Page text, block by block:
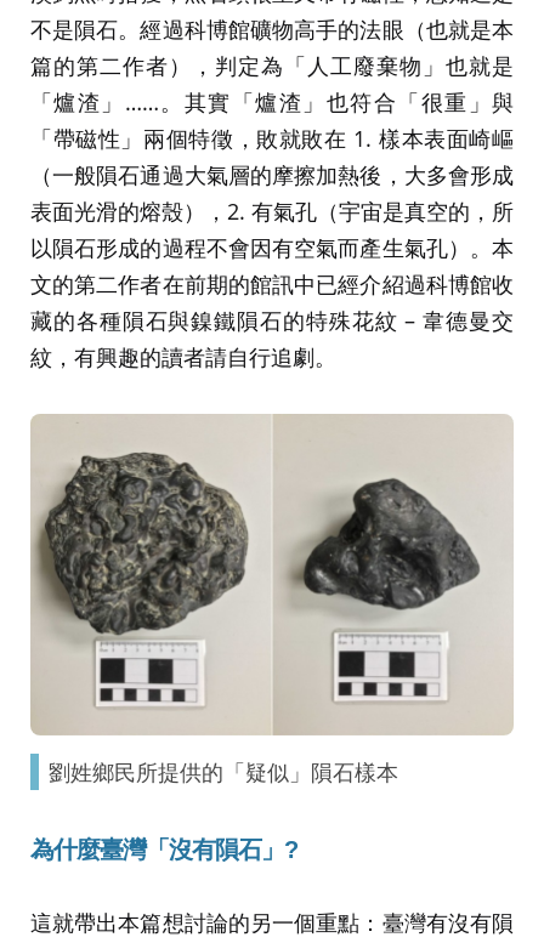
不是隕石。經過科博館礦物高手的法眼（也就是本
篇的第二作者），判定為「人工廢棄物」也就是
「爐渣」……。其實「爐渣」也符合「很重」與
「帶磁性」兩個特徵，敗就敗在 1. 樣本表面崎嶇
（一般隕石通過大氣層的摩擦加熱後，大多會形成
表面光滑的熔殼），2. 有氣孔（宇宙是真空的，所
以隕石形成的過程不會因有空氣而產生氣孔）。本
文的第二作者在前期的館訊中已經介紹過科博館收
藏的各種隕石與鎳鐵隕石的特殊花紋 – 韋德曼交
紋，有興趣的讀者請自行追劇。
劉姓鄉民所提供的「疑似」隕石樣本
為什麼臺灣「沒有隕石」?
這就帶出本篇想討論的另一個重點：臺灣有沒有隕